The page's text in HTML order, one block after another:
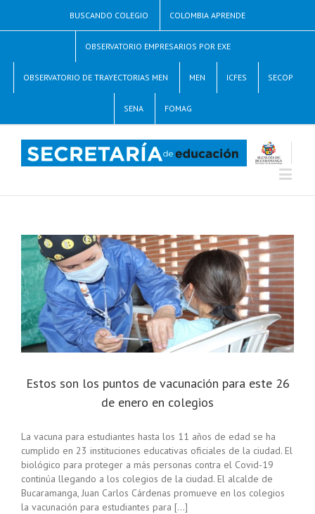
BUSCANDO COLEGIO COLOMBIA APRENDE
OBSERVATORIO EMPRESARIOS POR EXE
OBSERVATORIO DE TRAYECTORIAS MEN MEN ICFES SECOP
SENA FOMAG
Estos son los puntos de vacunación para este 26
de enero en colegios
La vacuna para estudiantes hasta los 11 años de edad se ha
cumplido en 23 instituciones educativas oficiales de la ciudad. El
biológico para proteger a más personas contra el Covid-19
continúa llegando a los colegios de la ciudad. El alcalde de
Bucaramanga, Juan Carlos Cárdenas promueve en los colegios
la vacunación para estudiantes para [...]